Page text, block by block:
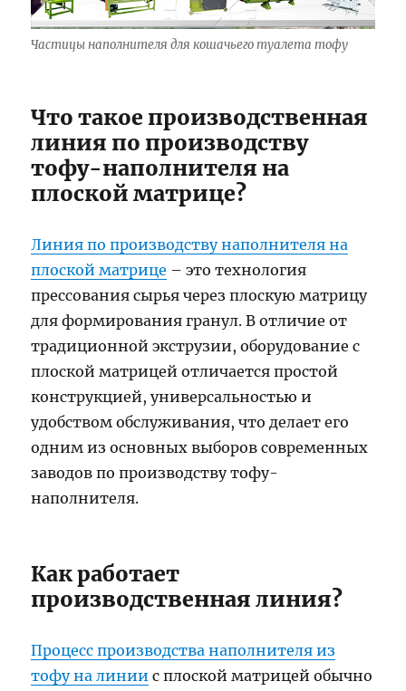
Частицы наполнителя для кошачьего туалета тофу
Что такое производственная
линия по производству
тофу-наполнителя на
плоской матрице?
Линия по производству наполнителя на
плоской матрице – это технология
прессования сырья через плоскую матрицу
для формирования гранул. В отличие от
традиционной экструзии, оборудование с
плоской матрицей отличается простой
конструкцией, универсальностью и
удобством обслуживания, что делает его
одним из основных выборов современных
заводов по производству тофу-
наполнителя.
Как работает
производственная линия?
Процесс производства наполнителя из
тофу на линии с плоской матрицей обычно